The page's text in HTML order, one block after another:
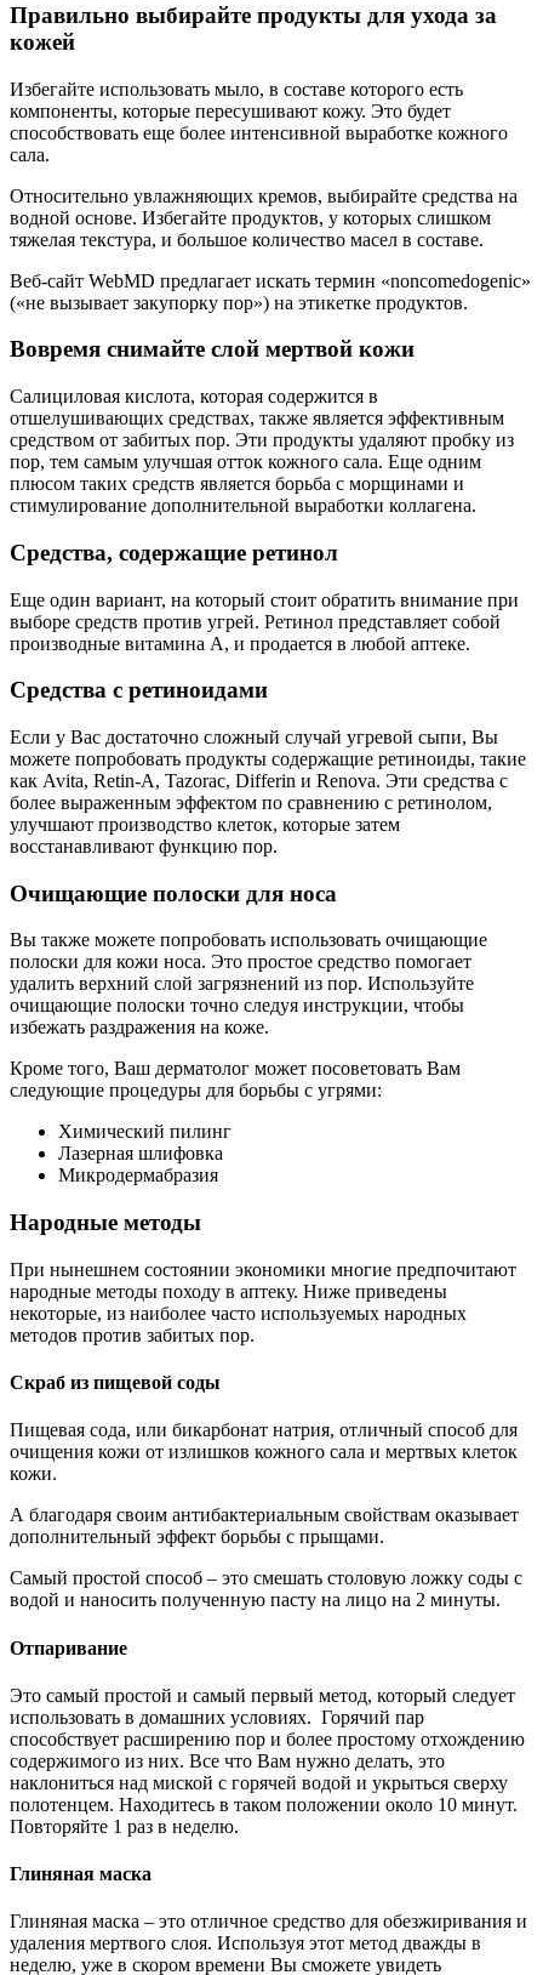
Правильно выбирайте продукты для ухода за
кожей
Избегайте использовать мыло, в составе которого есть
компоненты, которые пересушивают кожу. Это будет
способствовать еще более интенсивной выработке кожного
сала.
Относительно увлажняющих кремов, выбирайте средства на
водной основе. Избегайте продуктов, у которых слишком
тяжелая текстура, и большое количество масел в составе.
Веб-сайт WebMD предлагает искать термин «noncomedogenic»
(«не вызывает закупорку пор») на этикетке продуктов.
Вовремя снимайте слой мертвой кожи
Салициловая кислота, которая содержится в
отшелушивающих средствах, также является эффективным
средством от забитых пор. Эти продукты удаляют пробку из
пор, тем самым улучшая отток кожного сала. Еще одним
плюсом таких средств является борьба с морщинами и
стимулирование дополнительной выработки коллагена.
Средства, содержащие ретинол
Еще один вариант, на который стоит обратить внимание при
выборе средств против угрей. Ретинол представляет собой
производные витамина A, и продается в любой аптеке.
Средства с ретиноидами
Если у Вас достаточно сложный случай угревой сыпи, Вы
можете попробовать продукты содержащие ретиноиды, такие
как Avita, Retin-A, Tazorac, Differin и Renova. Эти средства с
более выраженным эффектом по сравнению с ретинолом,
улучшают производство клеток, которые затем
восстанавливают функцию пор.
Очищающие полоски для носа
Вы также можете попробовать использовать очищающие
полоски для кожи носа. Это простое средство помогает
удалить верхний слой загрязнений из пор. Используйте
очищающие полоски точно следуя инструкции, чтобы
избежать раздражения на коже.
Кроме того, Ваш дерматолог может посоветовать Вам
следующие процедуры для борьбы с угрями:
Химический пилинг
Лазерная шлифовка
Микродермабразия
Народные методы
При нынешнем состоянии экономики многие предпочитают
народные методы походу в аптеку. Ниже приведены
некоторые, из наиболее часто используемых народных
методов против забитых пор.
Скраб из пищевой соды
Пищевая сода, или бикарбонат натрия, отличный способ для
очищения кожи от излишков кожного сала и мертвых клеток
кожи.
А благодаря своим антибактериальным свойствам оказывает
дополнительный эффект борьбы с прыщами.
Самый простой способ – это смешать столовую ложку соды с
водой и наносить полученную пасту на лицо на 2 минуты.
Отпаривание
Это самый простой и самый первый метод, который следует
использовать в домашних условиях. Горячий пар
способствует расширению пор и более простому отхождению
содержимого из них. Все что Вам нужно делать, это
наклониться над миской с горячей водой и укрыться сверху
полотенцем. Находитесь в таком положении около 10 минут.
Повторяйте 1 раз в неделю.
Глиняная маска
Глиняная маска – это отличное средство для обезжиривания и
удаления мертвого слоя. Используя этот метод дважды в
неделю, уже в скором времени Вы сможете увидеть